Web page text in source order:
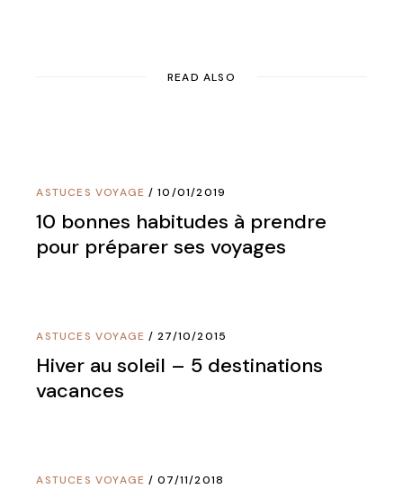
READ ALSO
ASTUCES VOYAGE 10/01/2019
10 bonnes habitudes à prendre
pour préparer ses voyages
ASTUCES VOYAGE 27/10/2015
Hiver au soleil – 5 destinations
vacances
ASTUCES VOYAGE 07/11/2018